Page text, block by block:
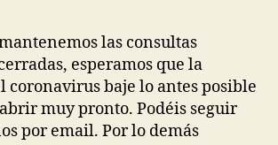
las consultas
esperamos que la
coronavirus baje lo antes posible
muy pronto. Podéis seguir
por email. Por lo demás